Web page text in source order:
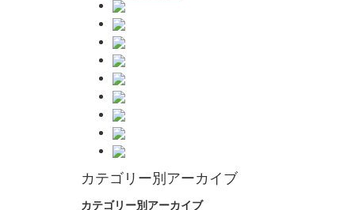
カテゴリー別アーカイブ
カテゴリー別アーカイブ